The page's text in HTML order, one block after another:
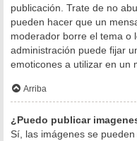
publicación. Trate de no
pueden hacer que un
moderador borre el tema o
administración puede fijar
emoticones a utilizar en un
Arriba
¿Puedo publicar
Sí, las imágenes se